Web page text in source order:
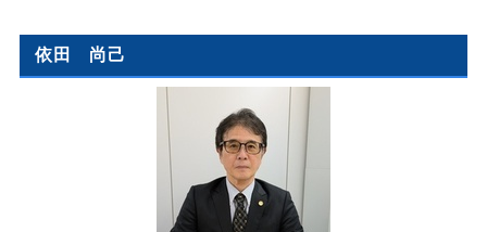
依田 尚己